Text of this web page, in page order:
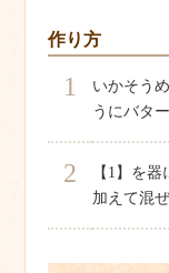
作り方
1
いかそう
うにバタ
2
【1】を
加えて混